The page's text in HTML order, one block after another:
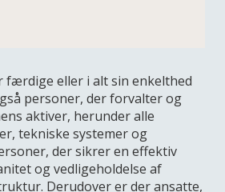
færdige eller i alt sin enkelthed
personer, der forvalter og
aktiver, herunder alle
tekniske systemer og
der sikrer en effektiv
og vedligeholdelse af
Derudover er der ansatte,